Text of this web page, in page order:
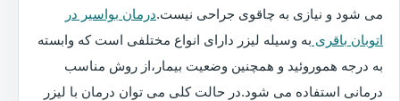
می شود و نیازی به چاقوی جراحی نیست.درمان بواسیر در
اتوبان باقری به وسیله لیزر دارای انواع مختلفی است که وابسته
به درجه هموروئید و همچنین وضعیت بیمار،از روش مناسب
درمانی استفاده می شود.در حالت کلی می توان درمان با لیزر